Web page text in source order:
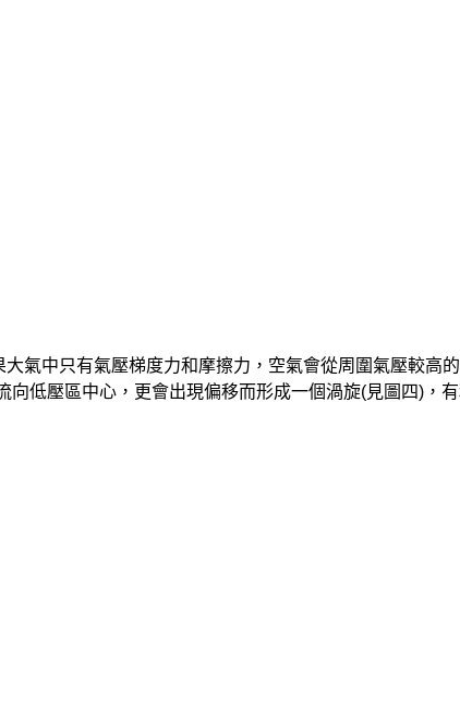
氣中只有氣壓梯度力和摩擦力，空氣會從周圍氣壓較高
低壓區中心，更會出現偏移而形成一個渦旋(見圖四)，